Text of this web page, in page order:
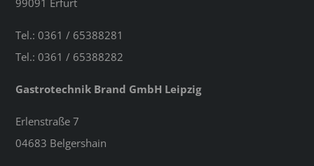
Tel.: 0361 / 65388281
Tel.: 0361 / 65388282
Gastrotechnik Brand GmbH Leipzig
Erlenstraße 7
04683 Belgershain